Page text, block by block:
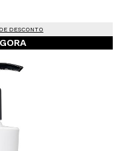
DESCONTO